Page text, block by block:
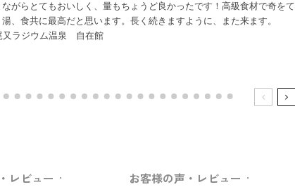
がらとてもおいしく、量もちょうど良かったです！高級食材で奇をて
、食共に最高だと思います。長く続きますように、また来ます。
又ラジウム温泉 自在館
レビュー ·
お客様の声・レビュー ·